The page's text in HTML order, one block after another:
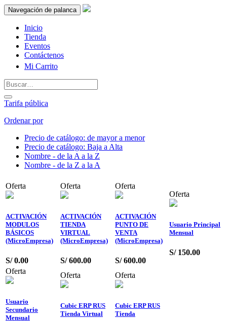
Navegación de palanca
Inicio
Tienda
Eventos
Contáctenos
Mi Carrito
Tarifa pública
Ordenar por
Precio de catálogo: de mayor a menor
Precio de catálogo: Baja a Alta
Nombre - de la A a la Z
Nombre - de la Z a la A
Oferta
ACTIVACIÓN
MODULOS
BÁSICOS
(MicroEmpresa)
S/0.00
Oferta
ACTIVACIÓN
TIENDA
VIRTUAL
(MicroEmpresa)
S/600.00
Oferta
ACTIVACIÓN
PUNTO DE
VENTA
(MicroEmpresa)
S/600.00
Oferta
Usuario Principal
Mensual
S/ 150.00
Oferta
Usuario
Secundario
Mensual
Oferta
Cubic ERP RUS
Tienda Virtual
Oferta
Cubic ERP RUS
Tienda